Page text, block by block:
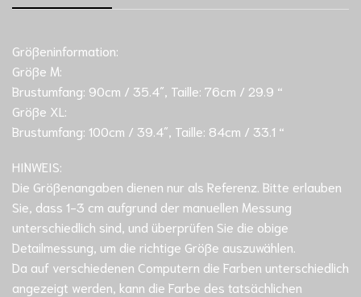
Größeninformation:
Größe M:
Brustumfang: 90cm / 35.4″, Taille: 76cm / 29.9 “
Größe XL:
Brustumfang: 100cm / 39.4″, Taille: 84cm / 33.1 “
HINWEIS:
Die Größenangaben dienen nur als Referenz. Bitte erlauben
Sie, dass 1-3 cm aufgrund der manuellen Messung
unterschiedlich sind, und überprüfen Sie die obige
Detailmessung, um die richtige Größe auszuwählen.
Da auf verschiedenen Computern die Farben unterschiedlich
angezeigt werden, kann die Farbe des tatsächlichen